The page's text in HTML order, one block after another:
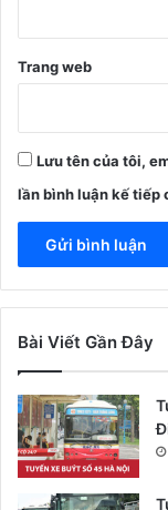
Trang web
Lưu tên của tôi,
lần bình luận kế tiếp
Bài Viết Gần Đây